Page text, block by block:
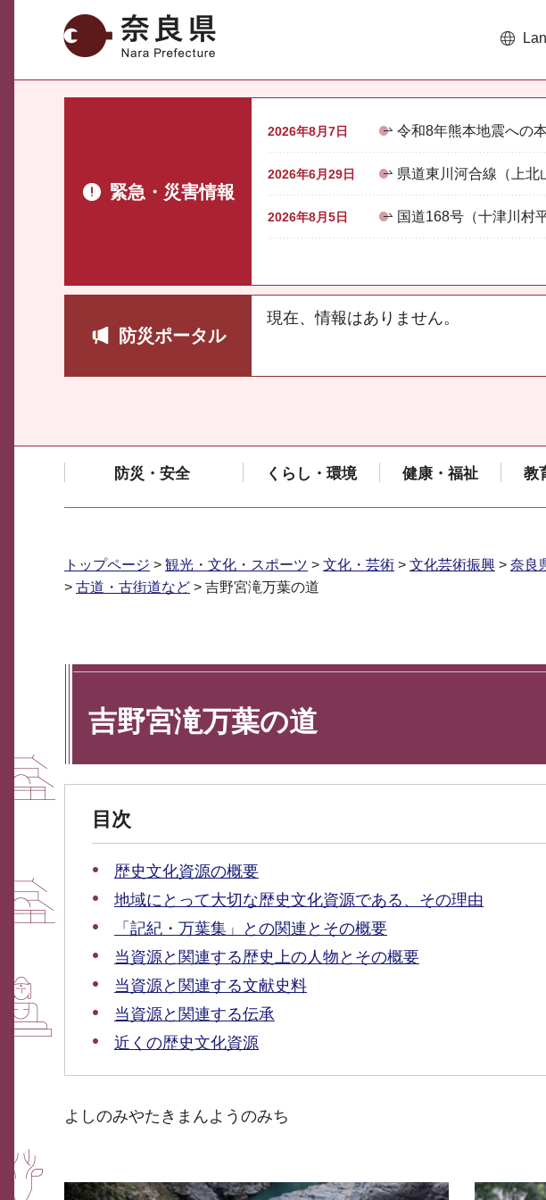
奈良県
緊急・災害情報
2026年8月7日 令和8年熊本地震への
2026年6月29日 県道東川河合線（上北
2026年8月5日 国道168号（十津川村
防災ポータル
現在、情報はありません。
防災・安全 くらし・環境 健康・福祉 教
トップページ > 観光・文化・スポーツ > 文化・芸術 > 文化芸術振興 > 奈良
> 古道・古街道など > 吉野宮滝万葉の道
吉野宮滝万葉の道
目次
歴史文化資源の概要
地域にとって大切な歴史文化資源である、その理由
「記紀・万葉集」との関連とその概要
当資源と関連する歴史上の人物とその概要
当資源と関連する文献史料
当資源と関連する伝承
近くの歴史文化資源
よしのみやたきまんようのみち